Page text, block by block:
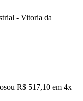
- Vitoria da
ou R$ 517,10 em 4x